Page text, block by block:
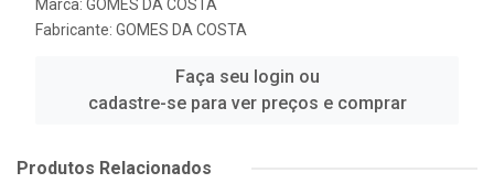
Marca: GOMES DA COSTA
Fabricante: GOMES DA COSTA
Faça seu login ou
cadastre-se para ver preços e comprar
Produtos Relacionados